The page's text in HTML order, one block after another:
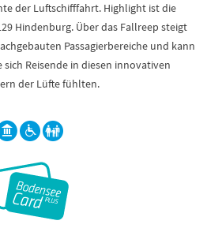
der Luftschifffahrt. Highlight ist die
Hindenburg. Über das Fallreep steigt
Passagierbereiche und kann
Reisende in diesen innovativen
der Lüfte fühlten.